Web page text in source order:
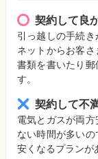
契約して良
引っ越しの手続き
ネットからお客さ
書類を書いたり郵
す。
契約して不
電気とガスが両
ない時間が多い
安くなるプランが